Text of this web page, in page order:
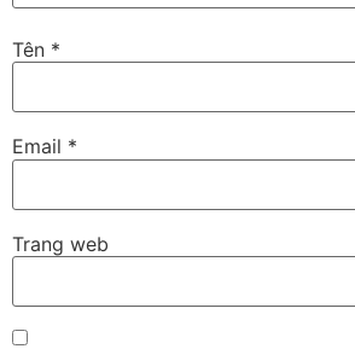
Tên *
Email *
Trang web